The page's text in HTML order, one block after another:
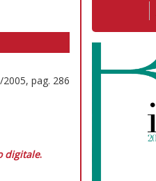
pag. 286
digitale.